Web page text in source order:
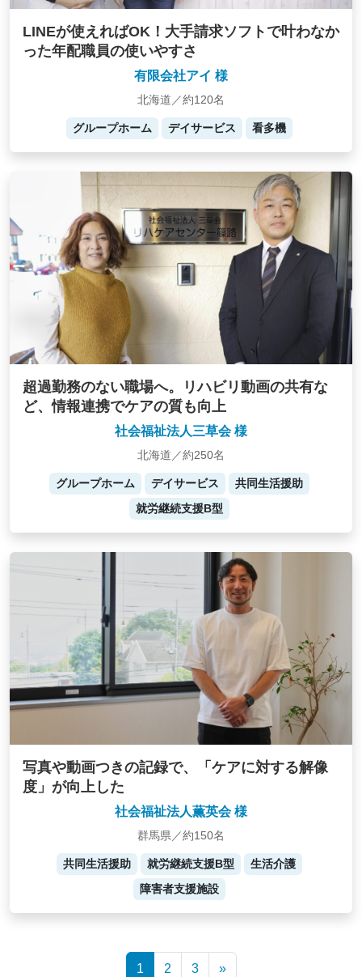
LINEが使えればOK！大手請求ソフトで叶わなか
った年配職員の使いやすさ
有限会社アイ 様
北海道／約120名
グループホーム デイサービス 看多機
超過勤務のない職場へ。リハビリ動画の共有な
ど、情報連携でケアの質も向上
社会福祉法人三草会 様
北海道／約250名
グループホーム デイサービス
共同生活援助
就労継続支援B型
写真や動画つきの記録で、「ケアに対する解像
度」が向上した
社会福祉法人薫英会 様
群馬県／約150名
共同生活援助 就労継続支援B型
生活介護
障害者支援施設
1 2 3 »